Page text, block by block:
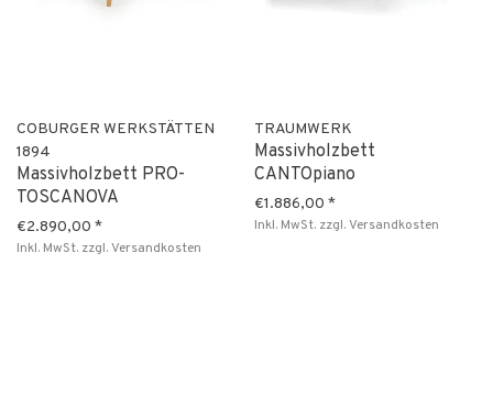
COBURGER WERKSTÄTTEN
1894
Massivholzbett PRO-
TOSCANOVA
€2.890,00 *
Inkl. MwSt. zzgl.Versandkosten
TRAUMWERK
Massivholzbett
CANTOpiano
€1.886,00 *
Inkl. MwSt. zzgl.Versandkosten